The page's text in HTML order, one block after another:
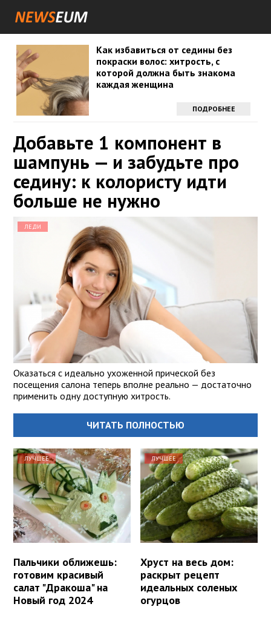
Как избавиться от седины без
покраски волос: хитрость, с
которой должна быть знакома
каждая женщина
ПОДРОБНЕЕ
Добавьте 1 компонент в
шампунь — и забудьте про
седину: к колористу идти
больше не нужно
ЛЕДИ
Оказаться с идеально ухоженной прической без
посещения салона теперь вполне реально — достаточно
применить одну доступную хитрость.
ЧИТАТЬ ПОЛНОСТЬЮ
ЛУЧШЕЕ
Пальчики оближешь:
готовим красивый
салат "Дракоша" на
Новый год 2024
ЛУЧШЕЕ
Хруст на весь дом:
раскрыт рецепт
идеальных соленых
огурцов